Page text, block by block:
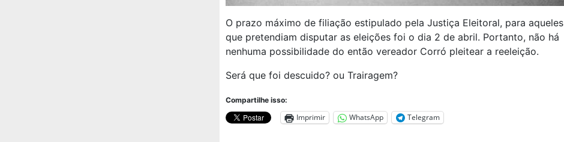
O prazo máximo de filiação estipulado pela Justiça Eleitoral, para aqueles
que pretendiam disputar as eleições foi o dia 2 de abril. Portanto, não há
nenhuma possibilidade do então vereador Corró pleitear a reeleição.
Será que foi descuido? ou Trairagem?
Compartilhe isso:
Imprimir WhatsApp Telegram